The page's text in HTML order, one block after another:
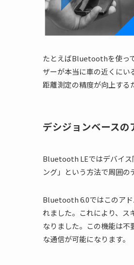
たとえばBluetoothを使っ
ザーが本当に車の近くにい
距離測定の精度が向上する
デシジョンベース
Bluetooth LEではデバイス
ング」という方法で周囲の
Bluetooth 6.0ではこのアド
れました。これにより、ス
なりました。この機能は
な通信が可能になります。